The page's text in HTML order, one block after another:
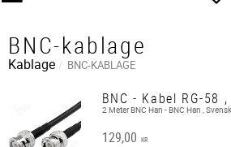
BNC-kablage
Kablage BNC-KABLAGE
BNC - Kabel RG-58
2 Meter BNC Han - BNC Han ,
129,00 KR